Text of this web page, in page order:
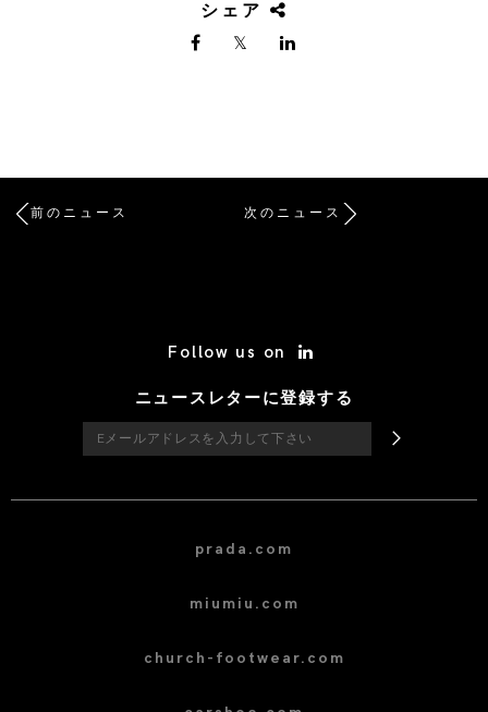
シェア
前のニュース 次のニュース
Follow us on
ニュースレターに登録する
prada.com
miumiu.com
church-footwear.com